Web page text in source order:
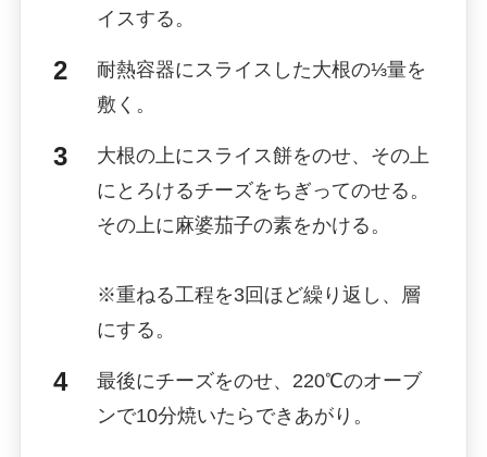
イスする。
耐熱容器にスライスした大根の⅓量を
敷く。
大根の上にスライス餅をのせ、その上
にとろけるチーズをちぎってのせる。
その上に麻婆茄子の素をかける。
※重ねる工程を3回ほど繰り返し、層
にする。
最後にチーズをのせ、220℃のオーブ
ンで10分焼いたらできあがり。